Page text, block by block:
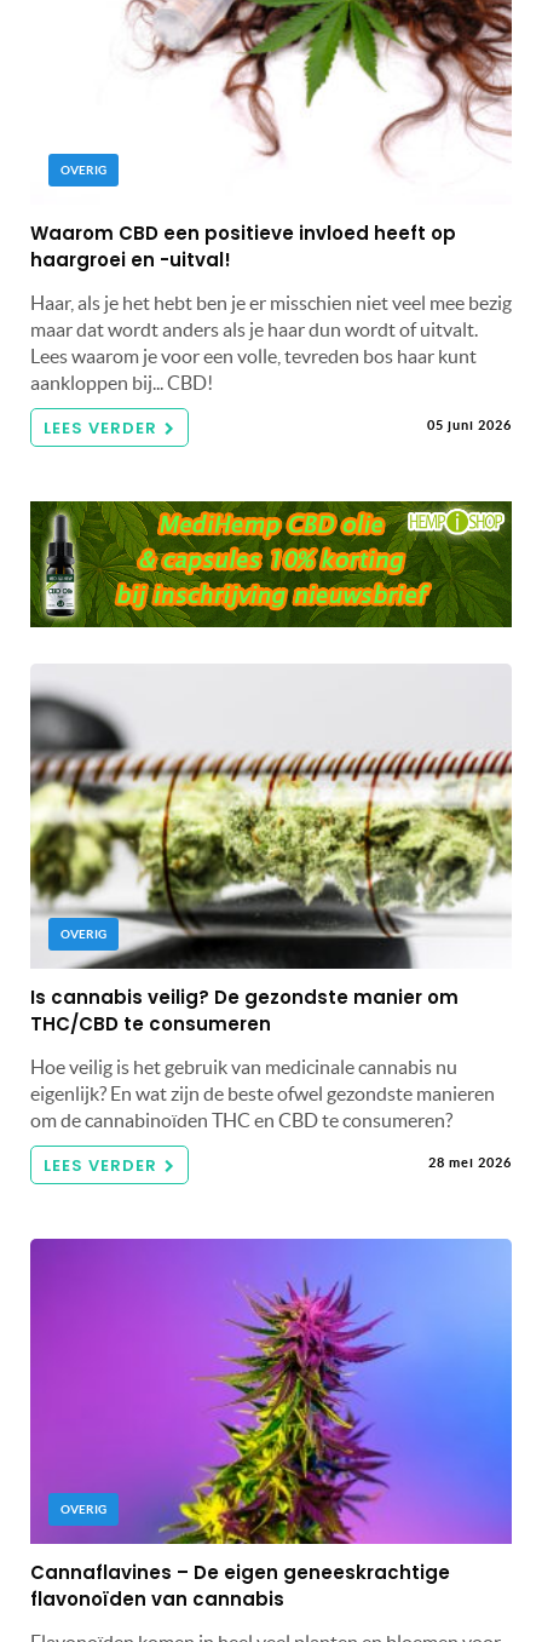
OVERIG
Waarom CBD een positieve invloed heeft op
haargroei en -uitval!
Haar, als je het hebt ben je er misschien niet veel mee bezig
maar dat wordt anders als je haar dun wordt of uitvalt.
Lees waarom je voor een volle, tevreden bos haar kunt
aankloppen bij... CBD!
LEES VERDER 05 juni 2026
OVERIG
Is cannabis veilig? De gezondste manier om
THC/CBD te consumeren
Hoe veilig is het gebruik van medicinale cannabis nu
eigenlijk? En wat zijn de beste ofwel gezondste manieren
om de cannabinoïden THC en CBD te consumeren?
LEES VERDER 28 mei 2026
OVERIG
Cannaflavines – De eigen geneeskrachtige
flavonoïden van cannabis